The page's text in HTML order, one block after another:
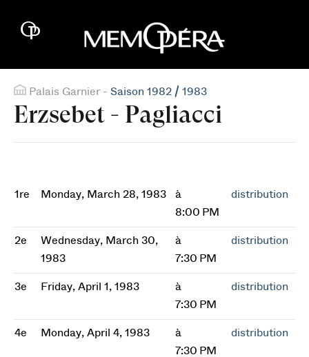
Palais Garnier - Saison 1982 / 1983
Erzsebet - Pagliacci
1re Monday, March 28, 1983
à
8:00 PM
distribution
2e
Wednesday, March 30,
1983
à
7:30 PM
distribution
3e Friday, April 1, 1983
à
7:30 PM
distribution
4e Monday, April 4, 1983
à
7:30 PM
distribution